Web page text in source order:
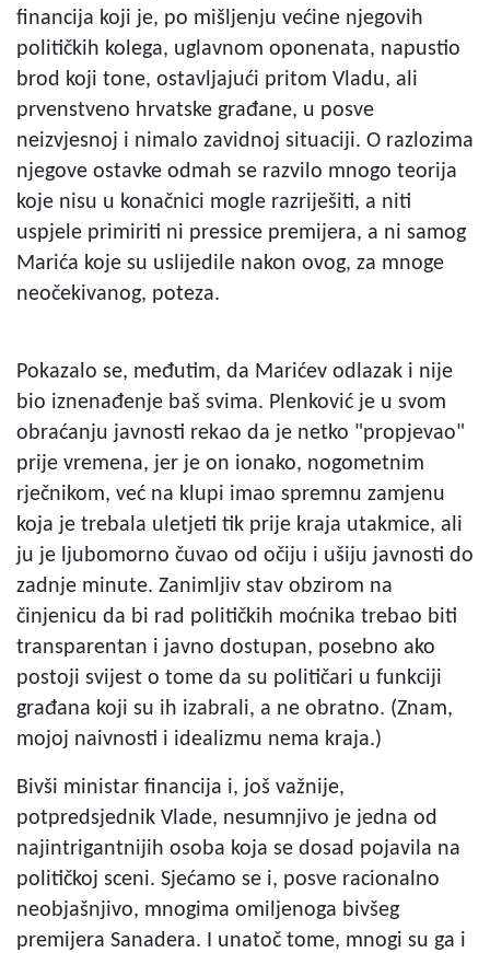
financija koji je, po mišljenju većine njegovih
političkih kolega, uglavnom oponenata, napustio
brod koji tone, ostavljajući pritom Vladu, ali
prvenstveno hrvatske građane, u posve
neizvjesnoj i nimalo zavidnoj situaciji. O razlozima
njegove ostavke odmah se razvilo mnogo teorija
koje nisu u konačnici mogle razriješiti, a niti
uspjele primiriti ni pressice premijera, a ni samog
Marića koje su uslijedile nakon ovog, za mnoge
neočekivanog, poteza.
Pokazalo se, međutim, da Marićev odlazak i nije
bio iznenađenje baš svima. Plenković je u svom
obraćanju javnosti rekao da je netko "propjevao"
prije vremena, jer je on ionako, nogometnim
rječnikom, već na klupi imao spremnu zamjenu
koja je trebala uletjeti tik prije kraja utakmice, ali
ju je ljubomorno čuvao od očiju i ušiju javnosti do
zadnje minute. Zanimljiv stav obzirom na
činjenicu da bi rad političkih moćnika trebao biti
transparentan i javno dostupan, posebno ako
postoji svijest o tome da su političari u funkciji
građana koji su ih izabrali, a ne obratno. (Znam,
mojoj naivnosti i idealizmu nema kraja.)
Bivši ministar financija i, još važnije,
potpredsjednik Vlade, nesumnjivo je jedna od
najintrigantnijih osoba koja se dosad pojavila na
političkoj sceni. Sjećamo se i, posve racionalno
neobjašnjivo, mnogima omiljenoga bivšeg
premijera Sanadera. I unatoč tome, mnogi su ga i